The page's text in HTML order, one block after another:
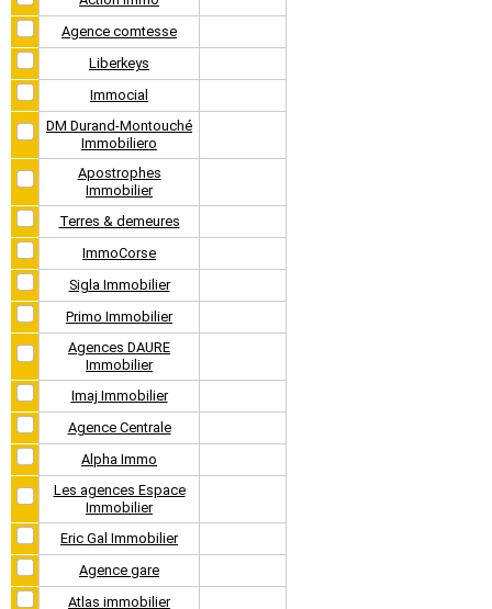
Agence comtesse
Liberkeys
Immocial
DM Durand-Montouché
Immobiliero
Apostrophes
Immobilier
Terres & demeures
ImmoCorse
Sigla Immobilier
Primo Immobilier
Agences DAURE
Immobilier
Imaj Immobilier
Agence Centrale
Alpha Immo
Les agences Espace
Immobilier
Eric Gal Immobilier
Agence gare
Atlas immobilier